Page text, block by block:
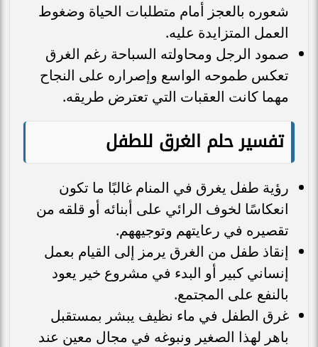
شعوره بالعجز أمام متطلبات الحياة وضغوط
العمل المتزايدة عليه.
صمود الرجل ومحاولته السباحة رغم الغرق
تعكس طموحه الواسع وإصراره على النجاح
مهما كانت العقبات التي تعترض طريقه.
تفسير حلم الغرق للطفل
رؤية طفل يغرق في المنام غالبًا ما تكون
انعكاسًا لخوف الرائي على أبنائه أو قلقه من
تقصيره في رعايتهم وتوجيههم.
إنقاذ طفل من الغرق يرمز إلى القيام بعمل
إنساني كبير أو البدء في مشروع خير يعود
بالنفع على المجتمع.
غرق الطفل في ماء نظيف يبشر بمستقبل
باهر لهذا الصغير ونبوغه في مجال معين عند